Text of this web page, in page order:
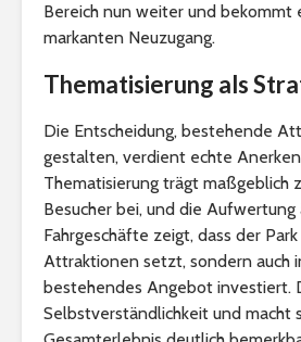
Bereich nun weiter und bekommt
markanten Neuzugang.
Thematisierung als
Die Entscheidung, bestehende
gestalten, verdient echte
Thematisierung trägt maßgeblich
Besucher bei, und die
Fahrgeschäfte zeigt, dass der
Attraktionen setzt, sondern auch
bestehendes Angebot investiert.
Selbstverständlichkeit und macht